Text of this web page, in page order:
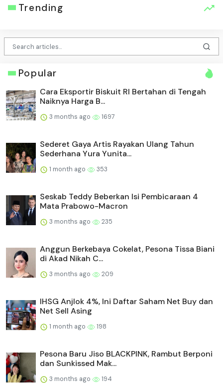
Trending
Popular
Cara Eksportir Biskuit RI Bertahan di Tengah
Naiknya Harga B...
3 months ago 1697
Sederet Gaya Artis Rayakan Ulang Tahun
Sederhana Yura Yunita...
1 month ago 353
Seskab Teddy Beberkan Isi Pembicaraan 4
Mata Prabowo-Macron
3 months ago 235
Anggun Berkebaya Cokelat, Pesona Tissa Biani
di Akad Nikah C...
3 months ago 209
IHSG Anjlok 4%, Ini Daftar Saham Net Buy dan
Net Sell Asing
1 month ago 198
Pesona Baru Jiso BLACKPINK, Rambut Berponi
dan Sunkissed Mak...
3 months ago 194